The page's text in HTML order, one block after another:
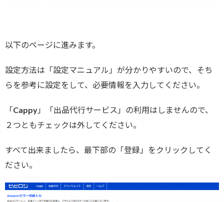
以下のページに進みます。
設定方法は「設定マニュアル」が分かりやすいので、そち
らを参考に設定をして、必要情報を入力してください。
「Cappy」「出品代行サービス」の利用はしませんので、
２つともチェックは外してください。
すべて出来ましたら、最下部の「登録」をクリックしてく
ださい。